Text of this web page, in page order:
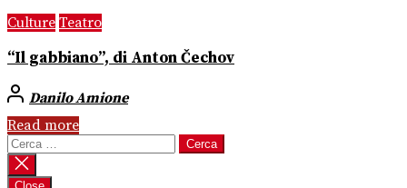
Culture Teatro
“Il gabbiano”, di Anton Čechov
Danilo Amione
Read more
Ricerca
per: